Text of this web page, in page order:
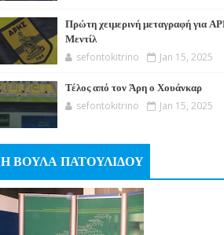
Πρώτη χειμερινή μεταγραφή για
Μεντίλ
sefontokitrino Jan 15, 2025
Τέλος από τον Άρη ο Χουάνκαρ
sefontokitrino Jan 15, 2025
Η ΒΟΥΛΑ ΠΑΤΟΥΛΙΔΟΥ